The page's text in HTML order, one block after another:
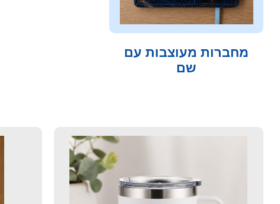
מחברות מעוצבות עם
שם